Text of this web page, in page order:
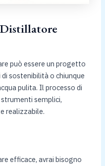
può essere un progetto
sostenibilità o chiunque
pulita. Il processo di
semplici,
realizzabile.
efficace, avrai bisogno